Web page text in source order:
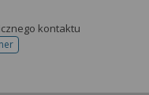
kontaktu
do rejestracji